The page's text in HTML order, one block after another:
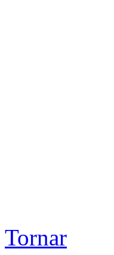
Tornar